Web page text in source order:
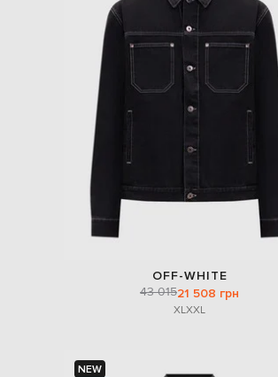
OFF-WHITE
43 01521 508 грн
XLXXL
NEW